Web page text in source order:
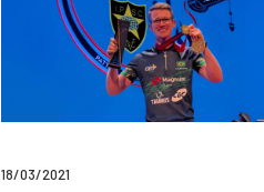
18/03/2021